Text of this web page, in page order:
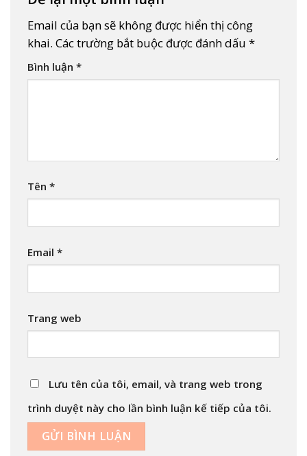
Email của bạn sẽ không được hiển thị công
khai. Các trường bắt buộc được đánh dấu *
Bình luận *
Tên *
Email *
Trang web
Lưu tên của tôi, email, và trang web trong
trình duyệt này cho lần bình luận kế tiếp của tôi.